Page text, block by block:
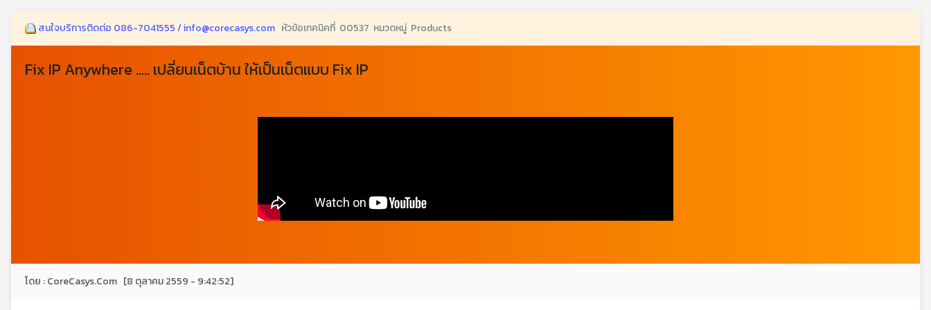
สนใจบริการติดต่อ 086-7041555 / info@corecasys.com หัวข้อเทคนิคที่ 00537 หมวดหมู่ Products
Fix IP Anywhere ..... เปลี่ยนเน็ตบ้าน ให้เป็นเน็ตแบบ Fix IP
โดย : CoreCasys.Com [8 ตุลาคม 2559 - 9:42:52]